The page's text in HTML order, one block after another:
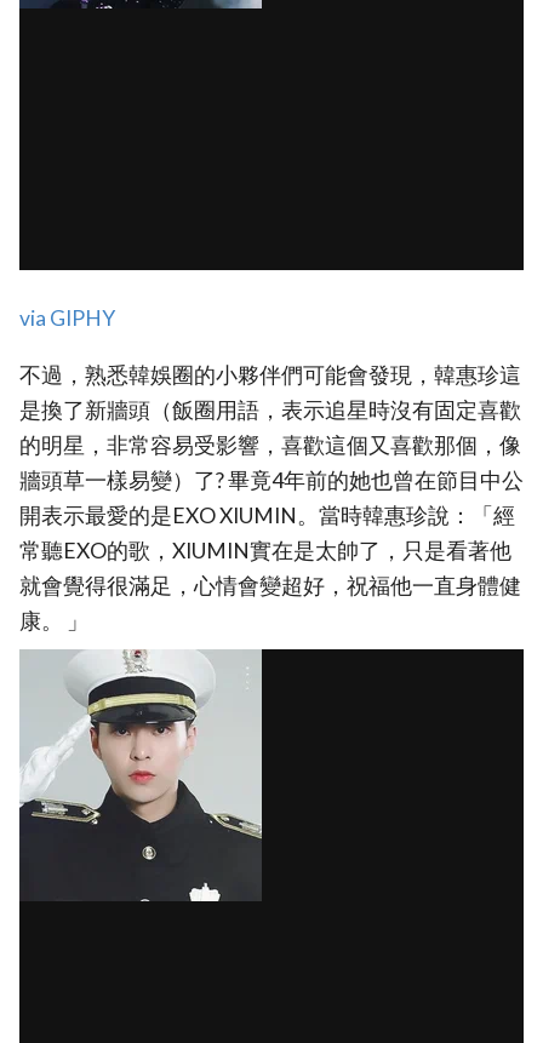
via GIPHY
不過，熟悉韓娛圈的小夥伴們可能會發現，韓惠珍這
是換了新牆頭（飯圈用語，表示追星時沒有固定喜歡
的明星，非常容易受影響，喜歡這個又喜歡那個，像
牆頭草一樣易變）了? 畢竟4年前的她也曾在節目中公
開表示最愛的是EXO XIUMIN。當時韓惠珍說：「經
常聽EXO的歌，XIUMIN實在是太帥了，只是看著他
就會覺得很滿足，心情會變超好，祝福他一直身體健
康。 」